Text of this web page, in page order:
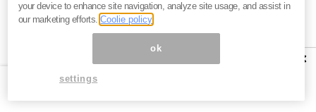
ている。そして中高年のスキルは時代遅れになってい
った方がいいに決まっている。若くて熱意に溢れた若
い新人は命令しやすく使いやすいが、自分よりも年配
×
your device to enhance site navigation, analyze site usage, and assist in
our marketing efforts.Coolie policy
ok
settings